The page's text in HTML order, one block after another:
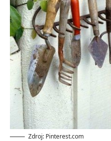
Zdroj: Pinterest.com